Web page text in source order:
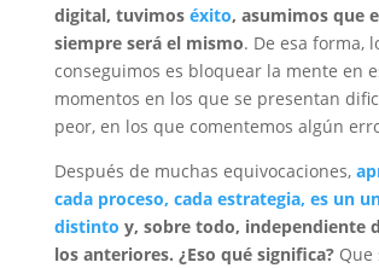
digital, tuvimos éxito, asumimos que
siempre será el mismo. De esa forma,
conseguimos es bloquear la mente en
momentos en los que se presentan
peor, en los que comentemos algún
Después de muchas equivocaciones,
cada proceso, cada estrategia, es un
distinto y, sobre todo, independiente
los anteriores. ¿Eso qué significa?Que